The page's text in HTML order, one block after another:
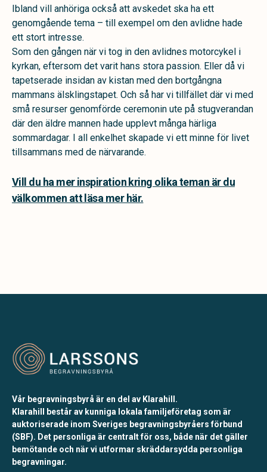
Ibland vill anhöriga också att avskedet ska ha ett
genomgående tema – till exempel om den avlidne hade
ett stort intresse.
Som den gången när vi tog in den avlidnes motorcykel i
kyrkan, eftersom det varit hans stora passion. Eller då vi
tapetserade insidan av kistan med den bortgångna
mammans älsklingstapet. Och så har vi tillfället där vi med
små resurser genomförde ceremonin ute på stugverandan
där den äldre mannen hade upplevt många härliga
sommardagar. I all enkelhet skapade vi ett minne för livet
tillsammans med de närvarande.
Vill du ha mer inspiration kring olika teman är du
välkommen att läsa mer här.
Vår begravningsbyrå är en del av Klarahill.
Klarahill består av kunniga lokala familjeföretag som är
auktoriserade inom Sveriges begravningsbyråers förbund
(SBF). Det personliga är centralt för oss, både när det gäller
bemötande och när vi utformar skräddarsydda personliga
begravningar.